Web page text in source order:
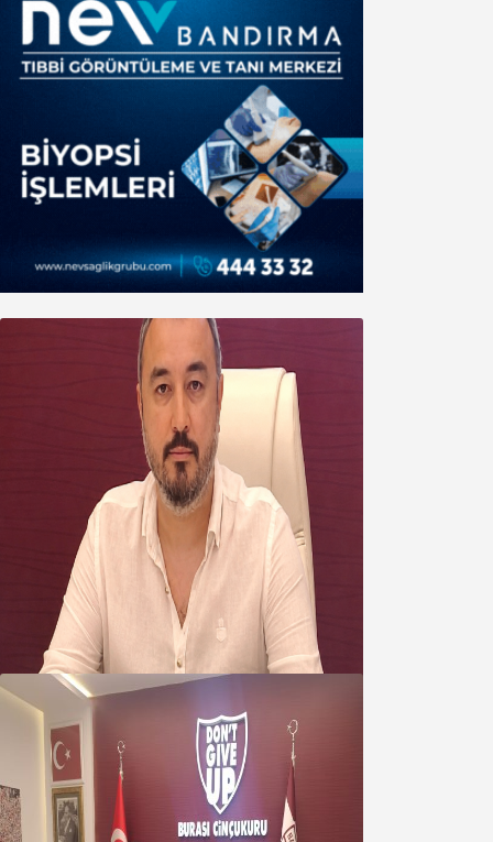
Oğuzbeyi’nden Balıkesirspor
yönetimine cevap : Herkes kendine
yakışanı yapar, buluttan nem
kapmayın!
07 Ağustos 2026